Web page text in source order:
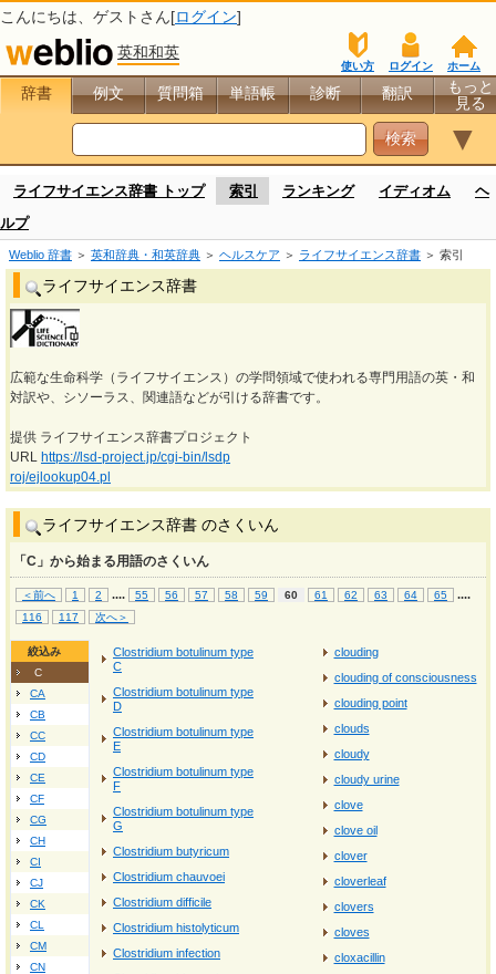
こんにちは、 ゲスト さん[ログイン]
英和和英
ホーム
ログイン
使い方
辞書 例文 質問箱 単語帳 診断 翻訳
もっと
見る
▼
ライフサイエンス辞書 トップ 索引 ランキング イディオム
ヘ
ルプ
Weblio 辞書 ＞ 英和辞典・和英辞典 ＞ ヘルスケア ＞ ライフサイエンス辞書 ＞ 索引
ライフサイエンス辞書
広範な生命科学（ライフサイエンス）の学問領域で使われる専門用語の英・和
対訳や、シソーラス、関連語などが引ける辞書です。
提供 ライフサイエンス辞書プロジェクト
URL https://lsd-project.jp/cgi-bin/lsdp
roj/ejlookup04.pl
ライフサイエンス辞書 のさくいん
「C」から始まる用語のさくいん
＜前へ 1 2 .... 55 56 57 58 59 60 61 62 63 64 65 ....
116 117 次へ＞
絞込み
C
CA
CB
CC
CD
CE
CF
CG
CH
CI
CJ
CK
CL
CM
CN
Clostridium botulinum type
C
Clostridium botulinum type
D
Clostridium botulinum type
E
Clostridium botulinum type
F
Clostridium botulinum type
G
Clostridium butyricum
Clostridium chauvoei
Clostridium difficile
Clostridium histolyticum
Clostridium infection
clouding
clouding of consciousness
clouding point
clouds
cloudy
cloudy urine
clove
clove oil
clover
cloverleaf
clovers
cloves
cloxacillin